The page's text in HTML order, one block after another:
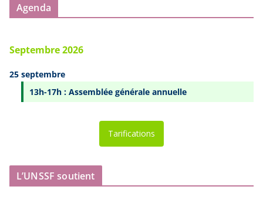
Agenda
Septembre 2026
25 septembre
13h-17h : Assemblée générale annuelle
Tarifications
L’UNSSF soutient